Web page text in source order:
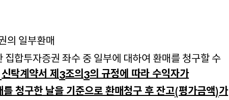
의 일부환매
집합투자증권 좌수 중 일부에 대하여 환매를 청구할 수
신탁계약서 제 3조의 3의 규정에 따라 수익자가
청구한 날을 기준으로 환매청구 후 잔고(평가금액)가